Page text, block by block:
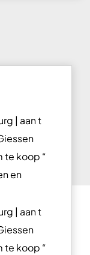
| aan t
te koop “
en
| aan t
te koop “